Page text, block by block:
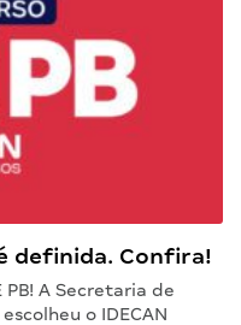
definida. Confira!
PB! A Secretaria de
o IDECAN